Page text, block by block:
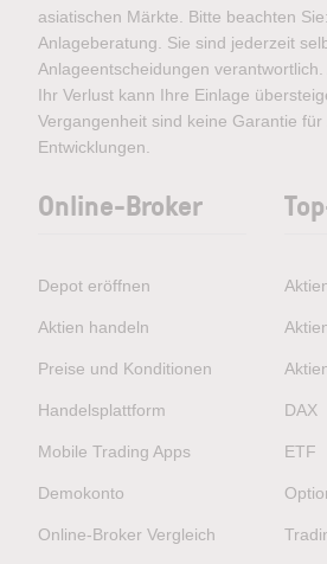
asiatischen Märkte. Bitte beachten
Anlageberatung. Sie sind jederzeit
Anlageentscheidungen verantwortlich.
Ihr Verlust kann Ihre Einlage
Vergangenheit sind keine Garantie für
Entwicklungen.
Online-Broker
Depot eröffnen
Aktien handeln
Preise und Konditionen
Handelsplattform
Mobile Trading Apps
Demokonto
Online-Broker Vergleich
DAX
ETF